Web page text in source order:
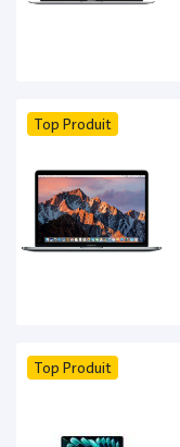
Top Produit
Top Produit